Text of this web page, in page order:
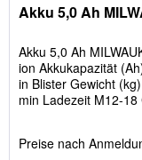
Akku 5,0 Ah
Akku 5,0 Ah
ion Akkukapazität
in Blister Gewicht
min Ladezeit M12-
Preise nach